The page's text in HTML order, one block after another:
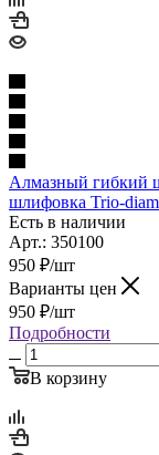
Алмазный гибкий
шлифовка Trio-
Есть в наличии
Арт.: 350100
950 ₽/шт
Варианты цен
950 ₽/шт
Подробности
В корзину